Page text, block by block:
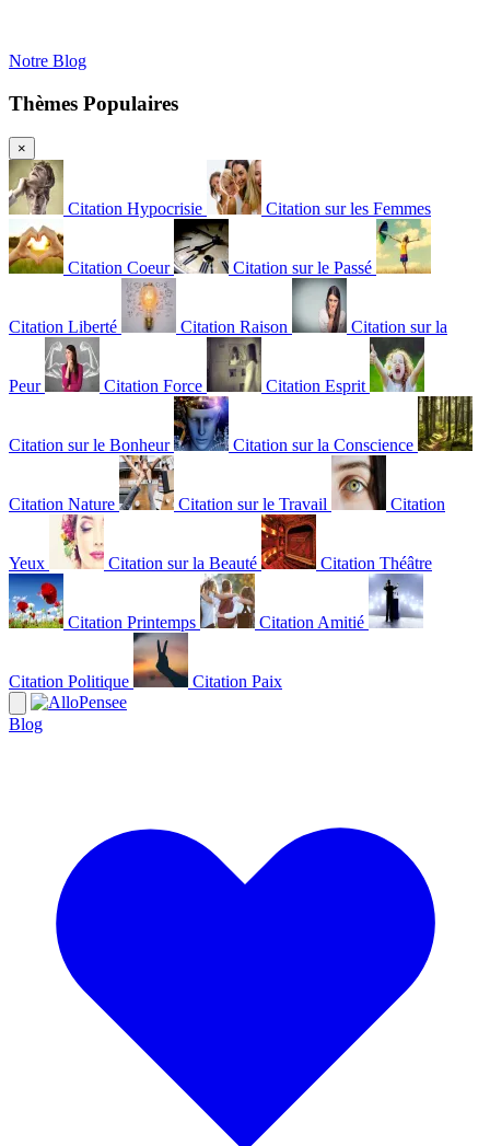
Notre Blog
Thèmes Populaires
×
Citation Hypocrisie Citation sur les Femmes
Citation Coeur Citation sur le Passé
Citation Liberté Citation Raison Citation sur la
Peur Citation Force Citation Esprit
Citation sur le Bonheur Citation sur la Conscience
Citation Nature Citation sur le Travail Citation
Yeux Citation sur la Beauté Citation Théâtre
Citation Printemps Citation Amitié
Citation Politique Citation Paix
Blog